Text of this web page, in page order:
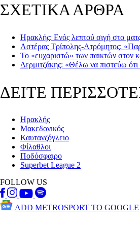
ΣΧΕΤΙΚΑ ΑΡΘΡΑ
Ηρακλής: Ενός λεπτού σιγή στο
Αστέρας Τρίπολης-Ατρόμητος:
Το «ευχαριστώ» των παικτών στον
Δερμιτζάκης: «Θέλω να πιστεύω
ΔΕΙΤΕ
Ηρακλής
Μακεδονικός
Καυτανζόγλειο
Φίλαθλοι
Ποδόσφαιρο
Superbet League 2
FOLLOW US
ADD METROSPORT TO GOOGLE